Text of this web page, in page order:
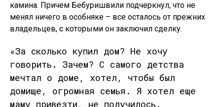
камина. Причем Бебуришвили подчеркнул, что не
менял ничего в особняке – все осталось от прежних
владельцев, с которыми он заключил сделку.
«За сколько купил дом? Не хочу
говорить. Зачем? С самого детства
мечтал о доме, хотел, чтобы был
домище, огромная семья. Я хотел еще
маму привезти, не получилось.